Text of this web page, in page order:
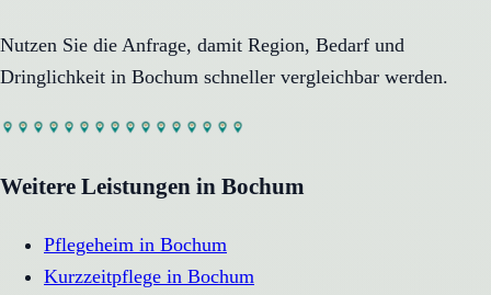
Nutzen Sie die Anfrage, damit Region, Bedarf und
Dringlichkeit in Bochum schneller vergleichbar werden.
Weitere Leistungen in Bochum
Pflegeheim in Bochum
Kurzzeitpflege in Bochum